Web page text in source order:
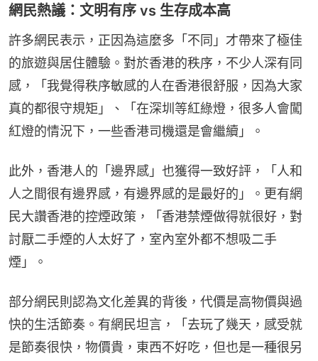
網民熱議：文明有序 vs 生存成本高
許多網民表示，正因為這麼多「不同」才帶來了極佳
的旅遊與居住體驗。對於香港的秩序，不少人深有同
感，「我覺得秩序敏感的人在香港很舒服，因為大家
真的都很守規矩」、「在深圳等紅綠燈，很多人會闖
紅燈的情況下，一些香港司機還是會繼續」。
此外，香港人的「邊界感」也獲得一致好評，「人和
人之間很有邊界感，有邊界感的是最好的」。更有網
民大讚香港的控煙政策，「香港禁煙做得就很好，對
討厭二手煙的人太好了，室內室外都不想吸二手
煙」。
部分網民則認為文化差異的背後，代價是高物價與過
快的生活節奏。有網民坦言，「去玩了幾天，感受就
是節奏很快，物價貴，東西不好吃，但也是一種很另